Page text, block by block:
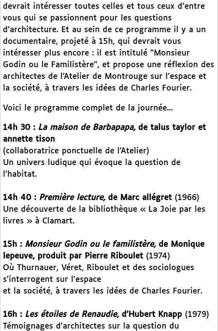
devrait intéresser toutes celles et tous ceux d’entre
vous qui se passionnent pour les questions
d’architecture. Et au sein de ce programme il y a un
documentaire, projeté à 15h, qui devrait vous
intéresser plus encore : il est intitulé "Monsieur
Godin ou le Familistère", et propose une réflexion des
architectes de l’Atelier de Montrouge sur l’espace et
la société, à travers les idées de Charles Fourier.
Voici le programme complet de la journée...
14h 30 : La maison de Barbapapa, de talus taylor et
annette tison
(collaboratrice ponctuelle de l’Atelier)
Un univers ludique qui évoque la question de
l’habitat.
14h 40 : Première lecture, de Marc allégret (1966)
Une découverte de la bibliothèque « La Joie par les
livres » à Clamart.
15h : Monsieur Godin ou le familistère, de Monique
lepeuve, produit par Pierre Riboulet (1974)
Où Thurnauer, Véret, Riboulet et des sociologues
s’interrogent sur l’espace
et la société, à travers les idées de Charles Fourier.
16h : Les étoiles de Renaudie, d’Hubert Knapp (1979)
Témoignages d’architectes sur la question du